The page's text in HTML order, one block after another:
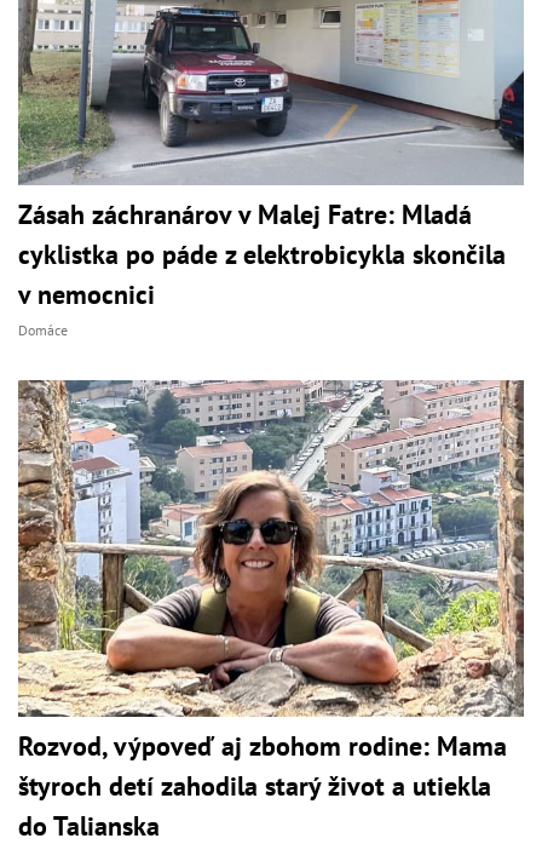
Zásah záchranárov v Malej Fatre: Mladá
cyklistka po páde z elektrobicykla skončila
v nemocnici
Domáce
Rozvod, výpoveď aj zbohom rodine: Mama
štyroch detí zahodila starý život a utiekla
do Talianska